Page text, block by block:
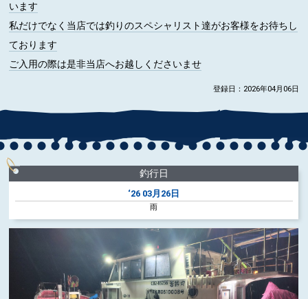
います
私だけでなく当店では釣りのスペシャリスト達がお客様をお待ちし
ております
ご入用の際は是非当店へお越しくださいませ
登録日：2026年04月06日
釣行日
‘26 03月26日
雨